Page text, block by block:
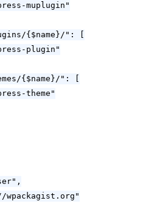
muplugin"
{$name}/": [
plugin"
{$name}/": [
theme"
wpackagist.org"